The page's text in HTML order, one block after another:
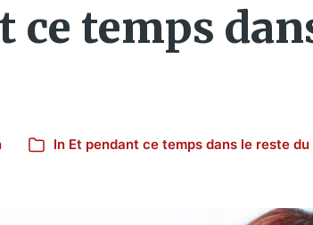
ce temps
In Et pendant ce temps dans le reste du